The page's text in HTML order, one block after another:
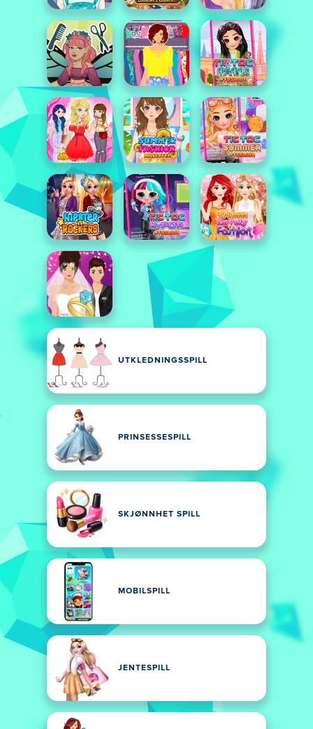
UTKLEDNINGSSPILL
PRINSESSESPILL
SKJØNNHET SPILL
MOBILSPILL
JENTESPILL